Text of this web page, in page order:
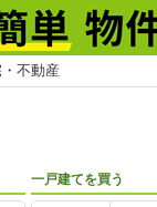
不動産
一戸建てを買う